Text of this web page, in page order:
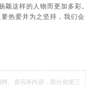
颖这样的人物而更加多彩。
热爱并为之坚持，我们会
、资讯等内容，部分由第三